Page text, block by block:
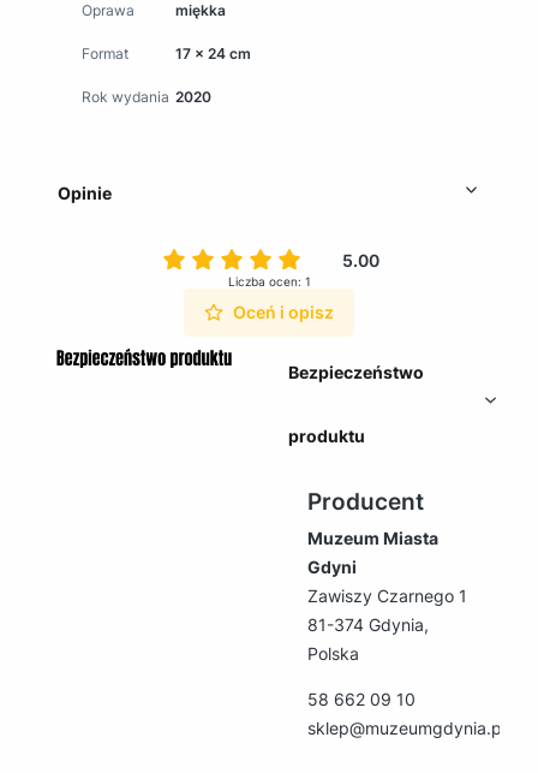
Oprawa miękka
Format 17 x 24 cm
Rok wydania 2020
Opinie
5.00
Liczba ocen: 1
Oceń i opisz
Bezpieczeństwo
produktu
Producent
Muzeum Miasta
Gdyni
Zawiszy Czarnego 1
81-374 Gdynia,
Polska
58 662 09 10
sklep@muzeumgdynia.pl